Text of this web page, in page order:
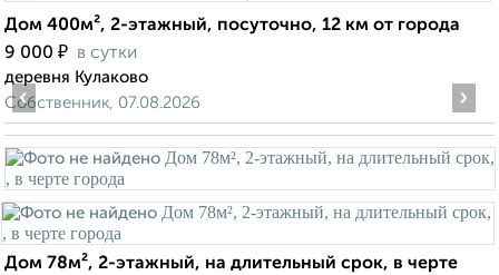
Дом 400м², 2-этажный, посуточно, 12 км от города
9 000 ₽ в сутки
деревня Кулаково
Собственник, 07.08.2026
‹ ›
Дом 78м², 2-этажный, на длительный срок, в черте